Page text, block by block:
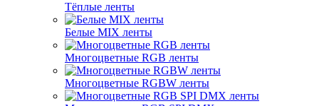
Тёплые ленты
Белые MIX ленты
Многоцветные RGB ленты
Многоцветные RGBW ленты